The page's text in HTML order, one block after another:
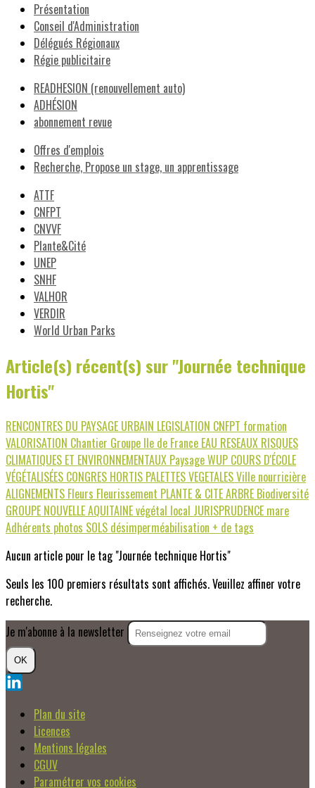
Présentation
Conseil d'Administration
Délégués Régionaux
Régie publicitaire
READHESION (renouvellement auto)
ADHÉSION
abonnement revue
Offres d'emplois
Recherche, Propose un stage, un apprentissage
ATTF
CNFPT
CNVVF
Plante&Cité
UNEP
SNHF
VALHOR
VERDIR
World Urban Parks
Article(s) récent(s) sur "Journée technique
Hortis"
RENCONTRES DU PAYSAGE URBAIN LEGISLATION CNFPT formation
VALORISATION Chantier Groupe Ile de France EAU RESEAUX RISQUES
CLIMATIQUES ET ENVIRONNEMENTAUX PaysageWUP COURS D'ÉCOLE
VÉGÉTALISÉES CONGRES HORTIS PALETTES VEGETALESVille nourricière
ALIGNEMENTS Fleurs Fleurissement PLANTE & CITEARBRE Biodiversité
GROUPE NOUVELLE AQUITAINEvégétal local JURISPRUDENCE mare
Adhérents photos SOLS désimperméabilisation + de tags
Aucun article pour le tag "Journée technique Hortis"
Seuls les 100 premiers résultats sont affichés. Veuillez affiner votre
recherche.
Je m'abonne à la newsletter
OK
Plan du site
Licences
Mentions légales
CGUV
Paramétrer vos cookies